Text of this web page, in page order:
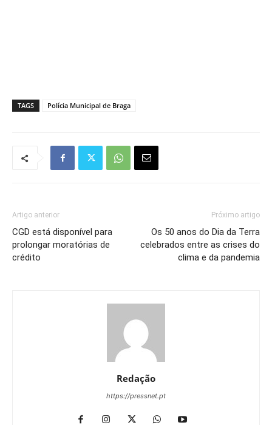
TAGS Polícia Municipal de Braga
Artigo anterior
CGD está disponível para
prolongar moratórias de
crédito
Próximo artigo
Os 50 anos do Dia da Terra
celebrados entre as crises do
clima e da pandemia
Redação
https://pressnet.pt